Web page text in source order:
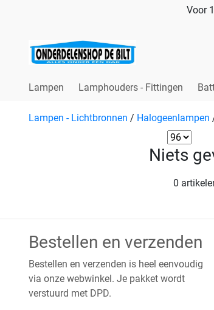
Voor
Lampen Lamphouders - Fittingen
Lampen - Lichtbronnen / Halogeenlampen
Niets
0
Bestellen en verzenden
Bestellen en verzenden is heel eenvoudig
via onze webwinkel. Je pakket wordt
verstuurd met DPD.